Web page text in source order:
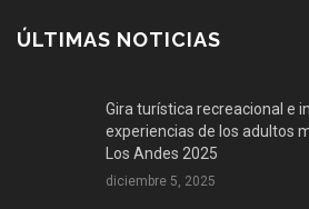
ÚLTIMAS NOTICIAS
Gira turística recreacional e
experiencias de los adultos
Los Andes 2025
diciembre 5, 2025